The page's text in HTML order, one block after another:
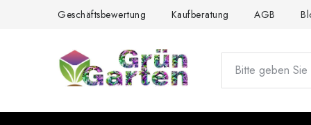
Geschäftsbewertung Kaufberatung AGB